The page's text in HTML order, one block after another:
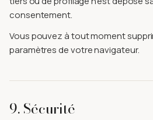
consentement.
Vous pouvez à tout moment
paramètres de votre navigateur.
9. Sécurité